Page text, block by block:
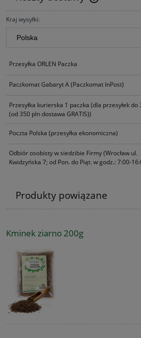
Cena nie zawiera ewentualnych kosztów
Kraj wysyłki:
Przesyłka ORLEN Paczka
Paczkomat Gabaryt A(Paczkomat InPost)
Przesyłka kurierska 1 paczka (dla przesyłek do
(od 350 pln dostawa GRATIS))
Poczta Polska (przesyłka ekonomiczna)
Odbiór osobisty w siedzibie Firmy(Wrocław ul.
Kwidzyńska 7; od Pon. do Piąt. w godz.: 7:00-
Produkty powiązane
Kminek ziarno 200g